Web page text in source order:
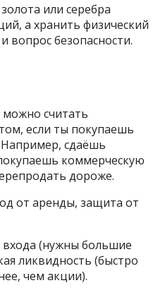
или серебра
а хранить физический
безопасности.
считать
если ты покупаешь
сдаёшь
коммерческую
дороже.
от аренды, защита от
входа (нужны большие
ликвидность (быстро
чем акции).